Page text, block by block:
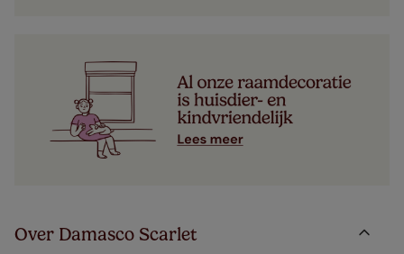
Over Damasco Scarlet